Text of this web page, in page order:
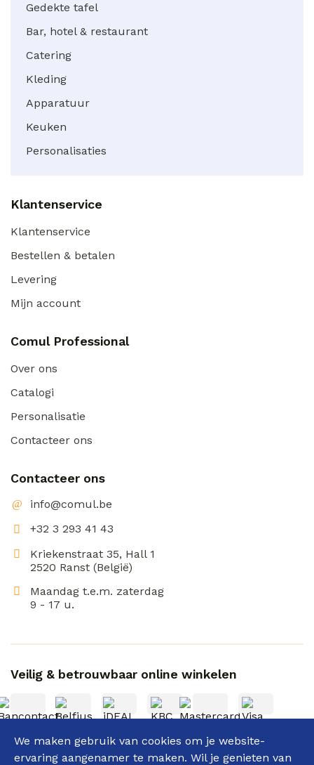
Gedekte tafel
Bar, hotel & restaurant
Catering
Kleding
Apparatuur
Keuken
Personalisaties
Klantenservice
Klantenservice
Bestellen & betalen
Levering
Mijn account
Comul Professional
Over ons
Catalogi
Personalisatie
Contacteer ons
Contacteer ons
info@comul.be
+32 3 293 41 43
Kriekenstraat 35, Hall 1
2520 Ranst (België)
Maandag t.e.m. zaterdag
9 - 17 u.
Veilig & betrouwbaar online winkelen
We maken gebruik van cookies om je website-
ervaring aangenamer te maken. Wil je genieten van